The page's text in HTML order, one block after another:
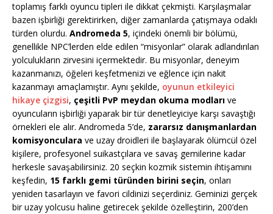
toplamış farklı oyuncu tipleri ile dikkat çekmişti. Karşılaşmalar
bazen işbirliği gerektirirken, diğer zamanlarda çatışmaya odaklı
türden olurdu. Andromeda 5, içindeki önemli bir bölümü,
genellikle NPC’lerden elde edilen “misyonlar” olarak adlandırılan
yolculukların zirvesini içermektedir. Bu misyonlar, deneyim
kazanmanızı, öğeleri keşfetmenizi ve eğlence için nakit
kazanmayı amaçlamıştır. Aynı şekilde, oyunun etkileyici
hikaye çizgisi, çeşitli PvP meydan okuma modları ve
oyuncuların işbirliği yaparak bir tür denetleyiciye karşı savaştığı
örnekleri ele alır. Andromeda 5’de, zararsız danışmanlardan
komisyonculara ve uzay droidleri ile başlayarak ölümcül özel
kişilere, profesyonel suikastçılara ve savaş gemilerine kadar
herkesle savaşabilirsiniz. 20 seçkin kozmik sistemin ihtişamını
keşfedin, 15 farklı gemi türünden birini seçin, onları
yeniden tasarlayın ve favori cildinizi seçerdiniz. Geminizi gerçek
bir uzay yolcusu haline getirecek şekilde özelleştirin, 200’den